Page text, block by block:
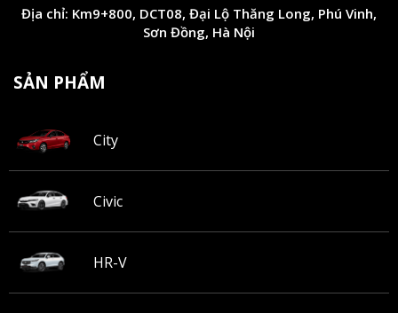
Địa chỉ: Km9+800, DCT08, Đại Lộ Thăng Long, Phú Vinh,
Sơn Đồng, Hà Nội
SẢN PHẨM
City
Civic
HR-V